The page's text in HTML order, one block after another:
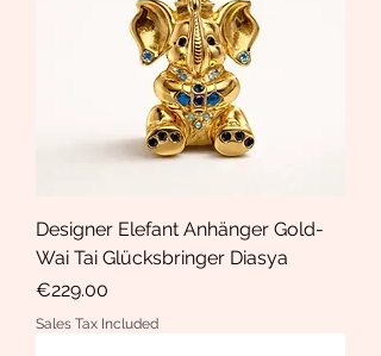
Designer Elefant Anhänger Gold-
Wai Tai Glücksbringer Diasya
Price
€229.00
Sales Tax Included